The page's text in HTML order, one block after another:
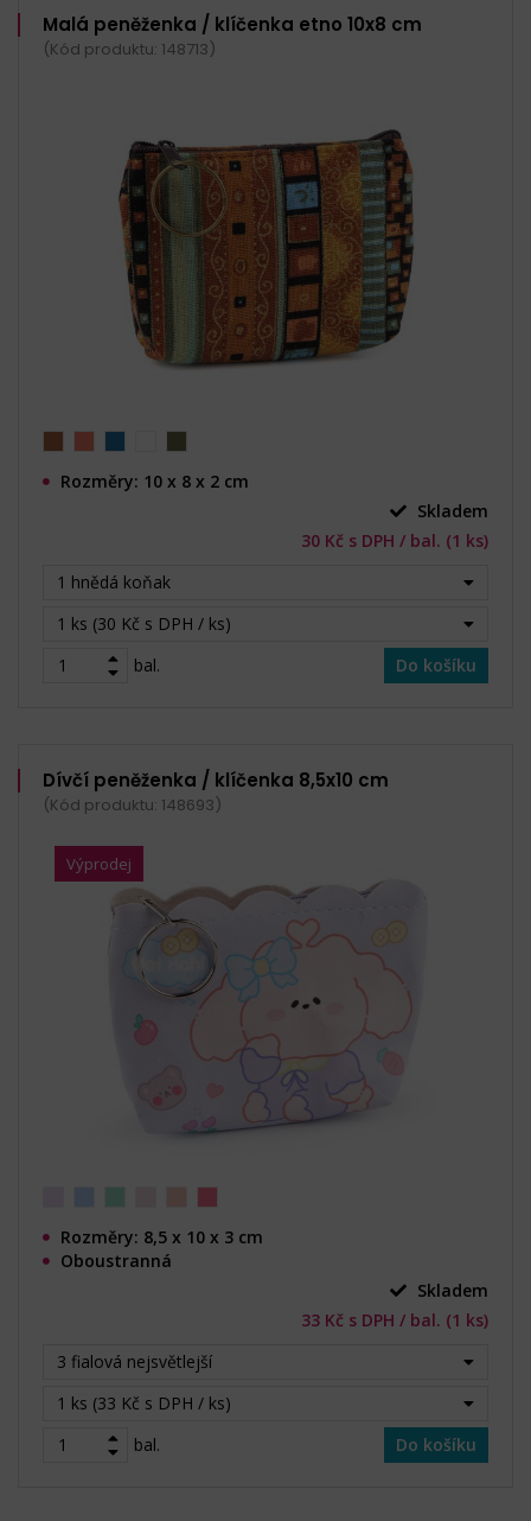
Malá peněženka / klíčenka etno 10x8 cm
(Kód produktu: 148713)
Rozměry: 10 x 8 x 2 cm
Skladem
30 Kč s DPH / bal. (1 ks)
1 hnědá koňak
1 ks (30 Kč s DPH / ks)
bal.
Do košíku
Dívčí peněženka / klíčenka 8,5x10 cm
(Kód produktu: 148693)
Výprodej
Rozměry: 8,5 x 10 x 3 cm
Oboustranná
Skladem
33 Kč s DPH / bal. (1 ks)
3 fialová nejsvětlejší
1 ks (33 Kč s DPH / ks)
bal.
Do košíku